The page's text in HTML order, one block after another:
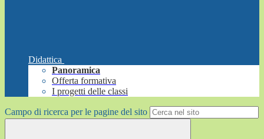
Didattica
Panoramica
Offerta formativa
I progetti delle classi
Campo di ricerca per le pagine del sito